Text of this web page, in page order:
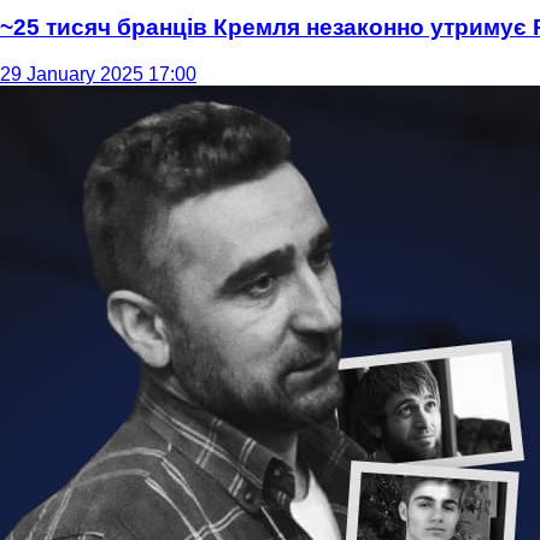
~25 тисяч бранців Кремля незаконно утримує
29 January 2025 17:00